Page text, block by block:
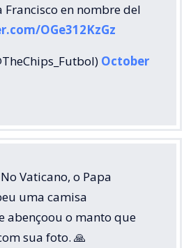
Francisco en nombre del
OGe312KzGz
October
Vaticano, o Papa
uma camisa
abençoou o manto que
sua foto. 🙏